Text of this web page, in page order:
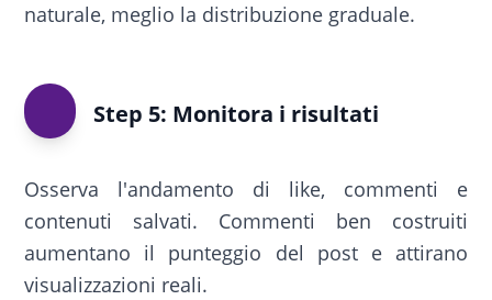
naturale, meglio la distribuzione graduale.
Step 5: Monitora i risultati
Osserva l'andamento di like, commenti e
contenuti salvati. Commenti ben costruiti
aumentano il punteggio del post e attirano
visualizzazioni reali.